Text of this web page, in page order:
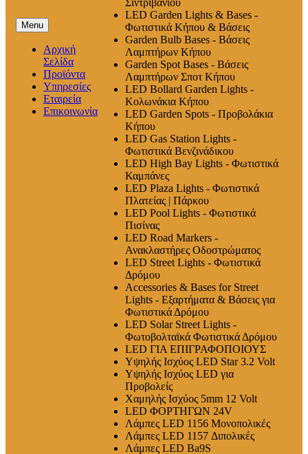
Menu
Αρχική
Σελίδα
Προϊόντα
Υπηρεσίες
Εταιρεία
Επικοινωνία
Σιντριβανιού
LED Garden Lights & Bases -
Φωτιστικά Κήπου & Βάσεις
Garden Bulb Bases - Βάσεις
Λαμπτήρων Κήπου
Garden Spot Bases - Βάσεις
Λαμπτήρων Σποτ Κήπου
LED Bollard Garden Lights -
Κολωνάκια Κήπου
LED Garden Spots - Προβολάκια
Κήπου
LED Gas Station Lights -
Φωτιστικά Βενζινάδικου
LED High Βay Lights - Φωτιστικά
Καμπάνες
LED Plaza Lights - Φωτιστικά
Πλατείας | Πάρκου
LED Pool Lights - Φωτιστικά
Πισίνας
LED Road Markers -
Ανακλαστήρες Οδοστρώματος
LED Street Lights - Φωτιστικά
Δρόμου
Accessories & Bases for Street
Lights - Εξαρτήματα & Βάσεις για
Φωτιστικά Δρόμου
LED Solar Street Lights -
Φωτοβολταϊκά Φωτιστικά Δρόμου
LED ΓΙΑ ΕΠΙΓΡΑΦΟΠΟΙΟΥΣ
Υψηλής Ισχύος LED Star 3.2 Volt
Υψηλής Ισχύος LED για
Προβολείς
Χαμηλής Ισχύος 5mm 12 Volt
LED ΦΟΡΤΗΓΩΝ 24V
Λάμπες LED 1156 Μονοπολικές
Λάμπες LED 1157 Διπολικές
Λάμπες LED Ba9S